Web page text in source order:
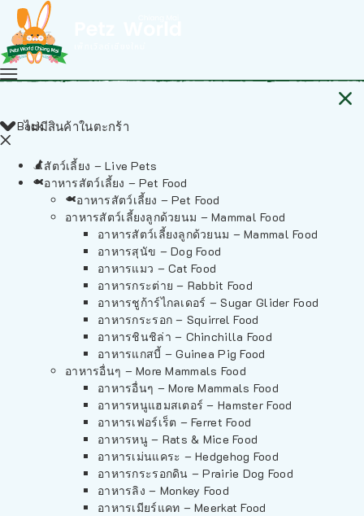
ไม่มีสินค้าในตะกร้า
Back
สัตว์เลี้ยง – Live Pets
อาหารสัตว์เลี้ยง – Pet Food
อาหารสัตว์เลี้ยง – Pet Food
อาหารสัตว์เลี้ยงลูกด้วยนม – Mammal Food
อาหารสัตว์เลี้ยงลูกด้วยนม – Mammal Food
อาหารสุนัข – Dog Food
อาหารแมว – Cat Food
อาหารกระต่าย – Rabbit Food
อาหารชูก้าร์ไกลเดอร์ – Sugar Glider Food
อาหารกระรอก – Squirrel Food
อาหารชินชิล่า – Chinchilla Food
อาหารแกสบี้ – Guinea Pig Food
อาหารอื่นๆ – More Mammals Food
อาหารอื่นๆ – More Mammals Food
อาหารหนูแฮมสเตอร์ – Hamster Food
อาหารเฟอร์เร็ต – Ferret Food
อาหารหนู – Rats & Mice Food
อาหารเม่นแคระ – Hedgehog Food
อาหารกระรอกดิน – Prairie Dog Food
อาหารลิง – Monkey Food
อาหารเมียร์แคท – Meerkat Food